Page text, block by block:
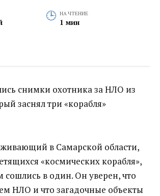
НА ЧТЕНИЕ
1 мин
снимки охотника за НЛО из
заснял три «корабля»
в Самарской области,
«космических корабля»,
сошлись в один. Он уверен, что
НЛО и что загадочные объекты